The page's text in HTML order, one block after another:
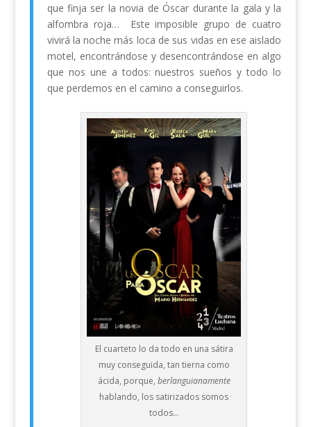
que finja ser la novia de Óscar durante la gala y la
alfombra roja… Este imposible grupo de cuatro
vivirá la noche más loca de sus vidas en ese aislado
motel, encontrándose y desencontrándose en algo
que nos une a todos: nuestros sueños y todo lo
que perdemos en el camino a conseguirlos.
El cuarteto lo da todo en una sátira
muy conseguida, tan tierna como
ácida, porque, berlanguianamente
hablando, los satirizados somos
todos…